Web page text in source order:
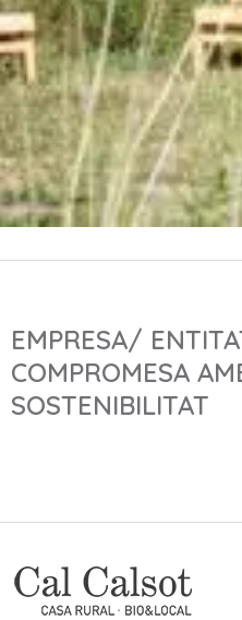
EMPRESA/
COMPROMESA
SOSTENIBILITAT